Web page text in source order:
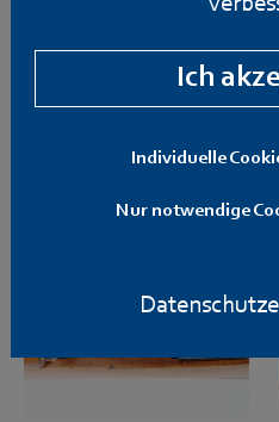
Ich
Individuelle
Nur notwendige